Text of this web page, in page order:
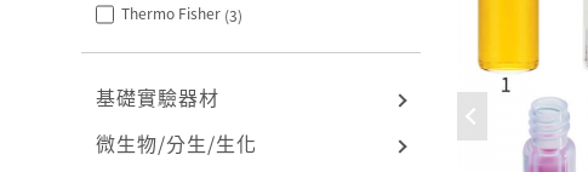
Thermo Fisher (3)
基礎實驗器材
微生物/分生/生化